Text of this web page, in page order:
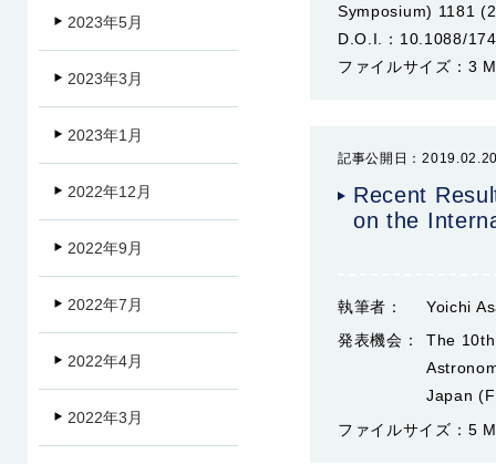
Symposium) 1181
D.O.I.： 10.1088/
ファイルサイズ： 3
記事公開日：
Recent
on the
執筆者：
Yoichi
発表機会：
The
Japan
ファイルサイズ： 5
2023年5月
2023年3月
2023年1月
2022年12月
2022年9月
2022年7月
2022年4月
2022年3月